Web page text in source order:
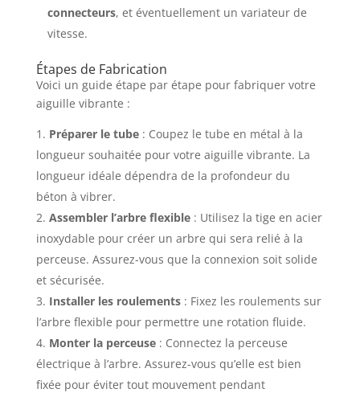
connecteurs, et éventuellement un variateur de
vitesse.
Étapes de Fabrication
Voici un guide étape par étape pour fabriquer votre
aiguille vibrante :
Préparer le tube: Coupez le tube en métal à la
longueur souhaitée pour votre aiguille vibrante. La
longueur idéale dépendra de la profondeur du
béton à vibrer.
Assembler l’arbre flexible: Utilisez la tige en acier
inoxydable pour créer un arbre qui sera relié à la
perceuse. Assurez-vous que la connexion soit solide
et sécurisée.
Installer les roulements: Fixez les roulements sur
l’arbre flexible pour permettre une rotation fluide.
Monter la perceuse: Connectez la perceuse
électrique à l’arbre. Assurez-vous qu’elle est bien
fixée pour éviter tout mouvement pendant